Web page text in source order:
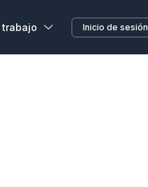
Inicio de sesión